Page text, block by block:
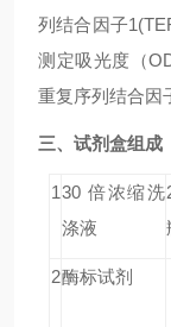
列结合因子
测定吸光度（
重复序列结合因
三、试剂盒组成
130 倍浓缩洗
涤液
2酶标试剂